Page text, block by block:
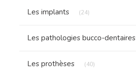
Les implants (24)
Les pathologies bucco-dentaires
Les prothèses (40)